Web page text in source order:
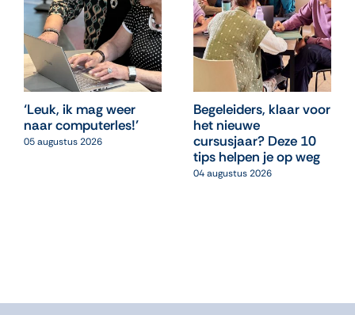
‘Leuk, ik mag weer
naar computerles!’
05 augustus 2026
Begeleiders, klaar voor
het nieuwe
cursusjaar? Deze 10
tips helpen je op weg
04 augustus 2026